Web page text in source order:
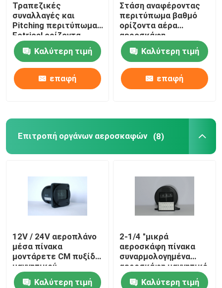
Τραπεζικές
συναλλαγές και
Pitching περιτύπωμα
Ectrical ορίζοντα
αεροσκάφη
γυροσκοπικές μέσων
GH025
Καλύτερη τιμή
επαφή
Στάση αναφέροντας
περιτύπωμα βαθμό
ορίζοντα αέρα
αεροσκάφη
γυροσκοπικές μέσων
GH030Καλύτερη τιμή
επαφή
Επιτροπή οργάνων αεροσκαφών (8)
12V / 24V αεροπλάνο
μέσα πίνακα
μοντάρετε CM πυξίδα
μαγνητικού
αεροσκαφών-13
Καλύτερη τιμή
2-1/4 "μικρά
αεροσκάφη πίνακα
συναρμολογημένα
αεροσκάφη μαγνητικό
πυξίδα CM-24
Καλύτερη τιμή